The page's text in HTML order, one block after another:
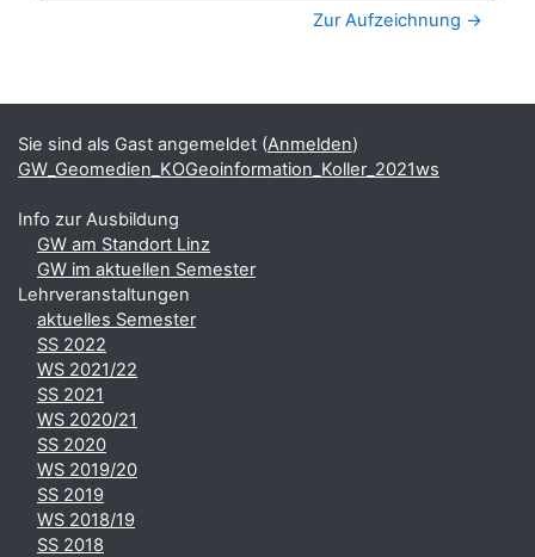
Zur Aufzeichnung →
Ergänzungsblöcke
Sie sind als Gast angemeldet (Anmelden)
GW_Geomedien_KOGeoinformation_Koller_2021ws
Info zur Ausbildung
GW am Standort Linz
GW im aktuellen Semester
Lehrveranstaltungen
aktuelles Semester
SS 2022
WS 2021/22
SS 2021
WS 2020/21
SS 2020
WS 2019/20
SS 2019
WS 2018/19
SS 2018